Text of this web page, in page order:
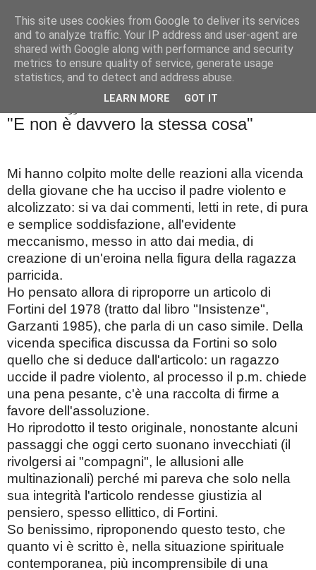
Badiale & Tringali
"E non è davvero la stessa cosa"
Mi hanno colpito molte delle reazioni alla vicenda
della giovane che ha ucciso il padre violento e
alcolizzato: si va dai commenti, letti in rete, di pura
e semplice soddisfazione, all'evidente
meccanismo, messo in atto dai media, di
creazione di un'eroina nella figura della ragazza
parricida.
Ho pensato allora di riproporre un articolo di
Fortini del 1978 (tratto dal libro "Insistenze",
Garzanti 1985), che parla di un caso simile. Della
vicenda specifica discussa da Fortini so solo
quello che si deduce dall'articolo: un ragazzo
uccide il padre violento, al processo il p.m. chiede
una pena pesante, c'è una raccolta di firme a
favore dell'assoluzione.
Ho riprodotto il testo originale, nonostante alcuni
passaggi che oggi certo suonano invecchiati (il
rivolgersi ai "compagni", le allusioni alle
multinazionali) perché mi pareva che solo nella
sua integrità l'articolo rendesse giustizia al
pensiero, spesso ellittico, di Fortini.
So benissimo, riproponendo questo testo, che
quanto vi è scritto è, nella situazione spirituale
contemporanea, più incomprensibile di una
This site uses cookies from Google to deliver its services
and to analyze traffic. Your IP address and user-agent are
shared with Google along with performance and security
metrics to ensure quality of service, generate usage
statistics, and to detect and address abuse.
LEARN MORE GOT IT